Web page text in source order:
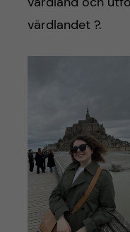
värdlandet ?.